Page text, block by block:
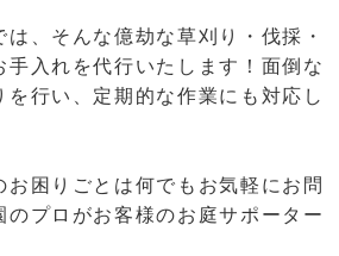
、そんな億劫な草刈り・伐採・
手入れを代行いたします！面倒な
を行い、定期的な作業にも対応し
お困りごとは何でもお気軽にお問
のプロがお客様のお庭サポーター